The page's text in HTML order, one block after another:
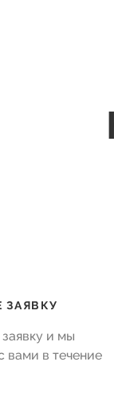
ЗАЯВКУ
и мы
вами в течение